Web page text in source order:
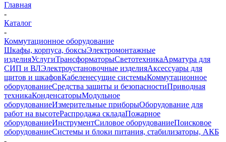
Главная
-
Каталог
-
Коммутационное оборудование
Шкафы, корпуса, боксыЭлектромонтажные
изделияУслугиТрансформаторыСветотехникаАрматура для
СИП и ВЛЭлектроустановочные изделияАксессуары для
щитов и шкафовКабеленесущие системыКоммутационное
оборудованиеСредства защиты и безопасностиПриводная
техникаКонденсаторыМодульное
оборудованиеИзмерительные приборыОборудование для
работ на высотеРаспродажа складаПожарное
оборудованиеИнструментСиловое оборудованиеПоисковое
оборудованиеСистемы и блоки питания, стабилизаторы, АКБ